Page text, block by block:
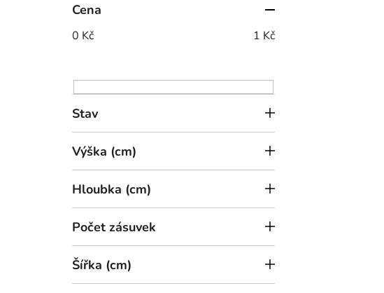
t
r
n
í
p
a
n
e
l
Cena
0 Kč 1 Kč
Stav
Výška (cm)
Hloubka (cm)
Počet zásuvek
Šířka (cm)